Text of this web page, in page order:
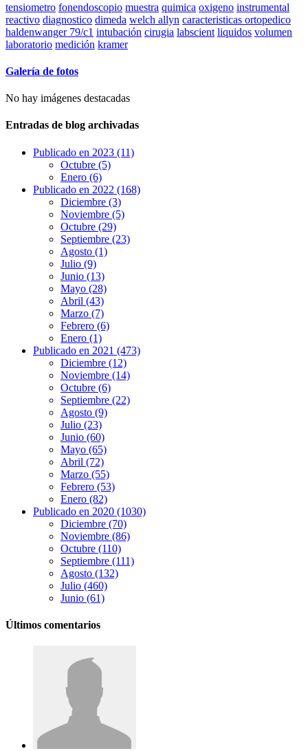
tensiometro fonendoscopio muestra quimica oxigeno instrumental
reactivo diagnostico dimeda welch allyn caracteristicas ortopedico
haldenwanger 79/c1 intubación cirugia labscient liquidos volumen
laboratorio medición kramer
Galería de fotos
No hay imágenes destacadas
Entradas de blog archivadas
Publicado en 2023 (11)
Octubre (5)
Enero (6)
Publicado en 2022 (168)
Diciembre (3)
Noviembre (5)
Octubre (29)
Septiembre (23)
Agosto (1)
Julio (9)
Junio (13)
Mayo (28)
Abril (43)
Marzo (7)
Febrero (6)
Enero (1)
Publicado en 2021 (473)
Diciembre (12)
Noviembre (14)
Octubre (6)
Septiembre (22)
Agosto (9)
Julio (23)
Junio (60)
Mayo (65)
Abril (72)
Marzo (55)
Febrero (53)
Enero (82)
Publicado en 2020 (1030)
Diciembre (70)
Noviembre (86)
Octubre (110)
Septiembre (111)
Agosto (132)
Julio (460)
Junio (61)
Últimos comentarios